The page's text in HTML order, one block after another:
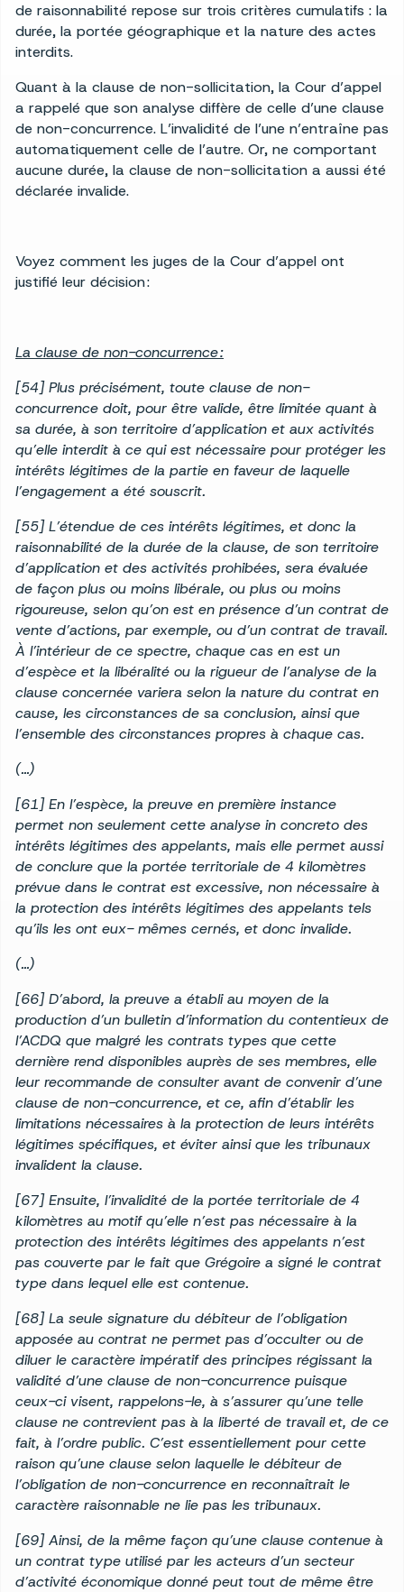
de raisonnabilité repose sur trois critères cumulatifs : la
durée, la portée géographique et la nature des actes
interdits.
Quant à la clause de non-sollicitation, la Cour d’appel
a rappelé que son analyse diffère de celle d’une clause
de non-concurrence. L’invalidité de l’une n’entraîne pas
automatiquement celle de l’autre. Or, ne comportant
aucune durée, la clause de non-sollicitation a aussi été
déclarée invalide.
Voyez comment les juges de la Cour d’appel ont
justifié leur décision :
La clause de non-concurrence :
[54] Plus précisément, toute clause de non-
concurrence doit, pour être valide, être limitée quant à
sa durée, à son territoire d’application et aux activités
qu’elle interdit à ce qui est nécessaire pour protéger les
intérêts légitimes de la partie en faveur de laquelle
l’engagement a été souscrit.
[55] L’étendue de ces intérêts légitimes, et donc la
raisonnabilité de la durée de la clause, de son territoire
d’application et des activités prohibées, sera évaluée
de façon plus ou moins libérale, ou plus ou moins
rigoureuse, selon qu’on est en présence d’un contrat de
vente d’actions, par exemple, ou d’un contrat de travail.
À l’intérieur de ce spectre, chaque cas en est un
d’espèce et la libéralité ou la rigueur de l’analyse de la
clause concernée variera selon la nature du contrat en
cause, les circonstances de sa conclusion, ainsi que
l’ensemble des circonstances propres à chaque cas.
(…)
[61] En l’espèce, la preuve en première instance
permet non seulement cette analyse in concreto des
intérêts légitimes des appelants, mais elle permet aussi
de conclure que la portée territoriale de 4 kilomètres
prévue dans le contrat est excessive, non nécessaire à
la protection des intérêts légitimes des appelants tels
qu’ils les ont eux- mêmes cernés, et donc invalide.
(…)
[66] D’abord, la preuve a établi au moyen de la
production d’un bulletin d’information du contentieux de
l’ACDQ que malgré les contrats types que cette
dernière rend disponibles auprès de ses membres, elle
leur recommande de consulter avant de convenir d’une
clause de non-concurrence, et ce, afin d’établir les
limitations nécessaires à la protection de leurs intérêts
légitimes spécifiques, et éviter ainsi que les tribunaux
invalident la clause.
[67] Ensuite, l’invalidité de la portée territoriale de 4
kilomètres au motif qu’elle n’est pas nécessaire à la
protection des intérêts légitimes des appelants n’est
pas couverte par le fait que Grégoire a signé le contrat
type dans lequel elle est contenue.
[68] La seule signature du débiteur de l’obligation
apposée au contrat ne permet pas d’occulter ou de
diluer le caractère impératif des principes régissant la
validité d’une clause de non-concurrence puisque
ceux-ci visent, rappelons-le, à s’assurer qu’une telle
clause ne contrevient pas à la liberté de travail et, de ce
fait, à l’ordre public. C’est essentiellement pour cette
raison qu’une clause selon laquelle le débiteur de
l’obligation de non-concurrence en reconnaîtrait le
caractère raisonnable ne lie pas les tribunaux.
[69] Ainsi, de la même façon qu’une clause contenue à
un contrat type utilisé par les acteurs d’un secteur
d’activité économique donné peut tout de même être